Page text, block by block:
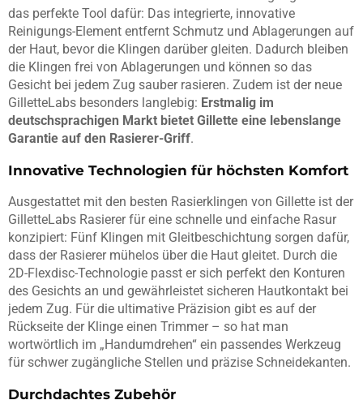
das perfekte Tool dafür: Das integrierte, innovative
Reinigungs-Element entfernt Schmutz und Ablagerungen auf
der Haut, bevor die Klingen darüber gleiten. Dadurch bleiben
die Klingen frei von Ablagerungen und können so das
Gesicht bei jedem Zug sauber rasieren. Zudem ist der neue
GilletteLabs besonders langlebig: Erstmalig im
deutschsprachigen Markt bietet Gillette eine lebenslange
Garantie auf den Rasierer-Griff.
Innovative Technologien für höchsten Komfort
Ausgestattet mit den besten Rasierklingen von Gillette ist der
GilletteLabs Rasierer für eine schnelle und einfache Rasur
konzipiert: Fünf Klingen mit Gleitbeschichtung sorgen dafür,
dass der Rasierer mühelos über die Haut gleitet. Durch die
2D-Flexdisc-Technologie passt er sich perfekt den Konturen
des Gesichts an und gewährleistet sicheren Hautkontakt bei
jedem Zug. Für die ultimative Präzision gibt es auf der
Rückseite der Klinge einen Trimmer – so hat man
wortwörtlich im „Handumdrehen“ ein passendes Werkzeug
für schwer zugängliche Stellen und präzise Schneidekanten.
Durchdachtes Zubehör